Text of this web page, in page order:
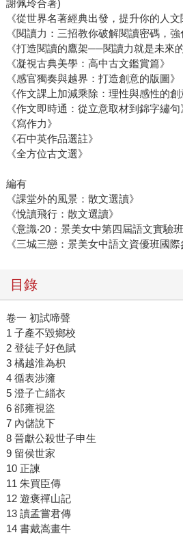
謝佩玲合著)
《從世界名著經典出發，提升你的人文
《閱讀力：三招教你破解閱讀密碼，強
《打造閱讀的鷹架──閱讀力就是未來
《凝視古典美學：高中古文鑑賞篇》
《感官獨奏與越界：打造創意的版圖》
《作文課上加減乘除：理性與感性的創
《作文即時通：從立意取材到錦字繡句
《寫作力》
《石中英作品選註》
《全方位古文選》
編有
《課堂外的風景：散文選讀》
《悅讀飛行：散文選讀》
《意識‧20：景美女中第四屆語文實驗
《三城三戀：景美女中語文資優班國
目錄
卷一 初試啼聲
1 子產不毀鄉校
2 登徒子好色賦
3 橘越淮為枳
4 循表涉澭
5 澄子亡緇衣
6 郤雍視盜
7 內儲說下
8 晉獻公殺世子申生
9 留侯世家
10 正諫
11 朱買臣傳
12 遊褒禪山記
13 讀孟嘗君傳
14 書戴嵩畫牛